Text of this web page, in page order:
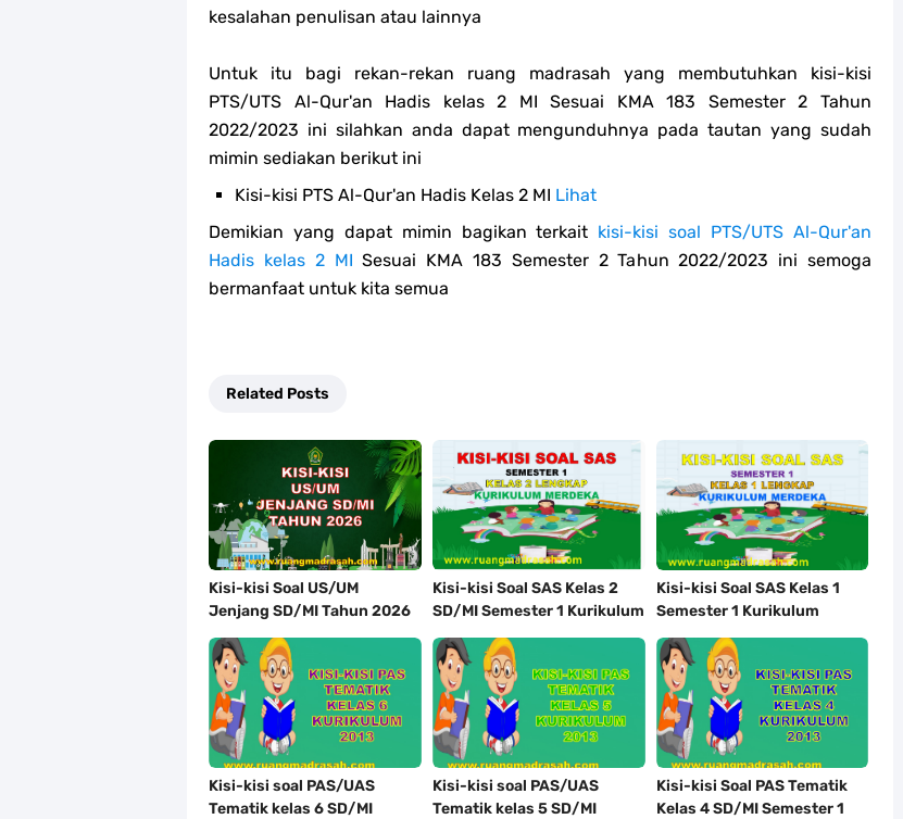
kesalahan penulisan atau lainnya
Untuk itu bagi rekan-rekan ruang madrasah yang membutuhkan kisi-kisi
PTS/UTS Al-Qur'an Hadis kelas 2 MI Sesuai KMA 183 Semester 2 Tahun
2022/2023 ini silahkan anda dapat mengunduhnya pada tautan yang sudah
mimin sediakan berikut ini
Kisi-kisi PTS Al-Qur'an Hadis Kelas 2 MI Lihat
Demikian yang dapat mimin bagikan terkait kisi-kisi soal PTS/UTS Al-Qur'an
Hadis kelas 2 MI Sesuai KMA 183 Semester 2 Tahun 2022/2023 ini semoga
bermanfaat untuk kita semua
Related Posts
Kisi-kisi Soal US/UM
Jenjang SD/MI Tahun 2026
Lengkap
Kisi-kisi Soal SAS Kelas 2
SD/MI Semester 1 Kurikulum
Merdeka
Kisi-kisi Soal SAS Kelas 1
Semester 1 Kurikulum
Merdeka Lengkap
Kisi-kisi soal PAS/UAS
Tematik kelas 6 SD/MI
Kisi-kisi soal PAS/UAS
Tematik kelas 5 SD/MI
Kisi-kisi Soal PAS Tematik
Kelas 4 SD/MI Semester 1